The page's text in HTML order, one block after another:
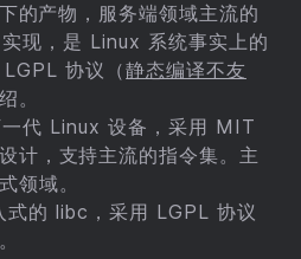
的产物，服务端领域主流的
现，是 Linux 系统事实上的
LGPL 协议（静态编译不友
。
一代 Linux 设备，采用 MIT
计，支持主流的指令集。主
领域。
式的 libc，采用 LGPL 协议